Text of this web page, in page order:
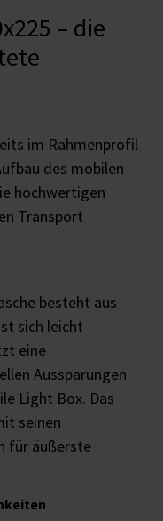
– die
im Rahmenprofil
des mobilen
hochwertigen
Transport
besteht aus
sich leicht
eine
Aussparungen
Light Box. Das
seinen
für äußerste